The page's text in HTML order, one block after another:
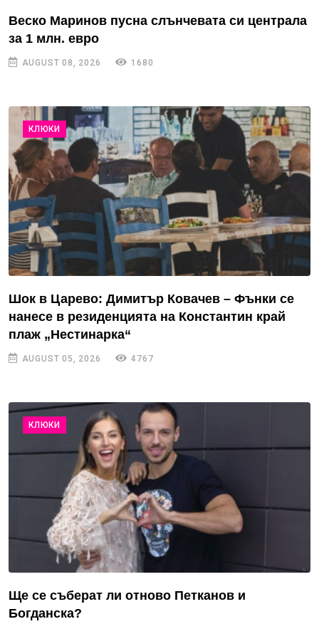
Веско Маринов пусна слънчевата си централа
за 1 млн. евро
AUGUST 08, 2026 1680
КЛЮКИ
Шок в Царево: Димитър Ковачев – Фънки се
нанесе в резиденцията на Константин край
плаж „Нестинарка“
AUGUST 05, 2026 4767
КЛЮКИ
Ще се съберат ли отново Петканов и
Богданска?